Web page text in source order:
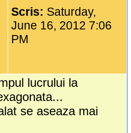
Scris: Saturday,
June 16, 2012 7:06
PM
lucrului la
se aseaza mai